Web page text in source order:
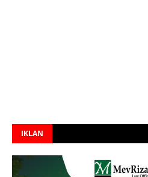
IKLAN